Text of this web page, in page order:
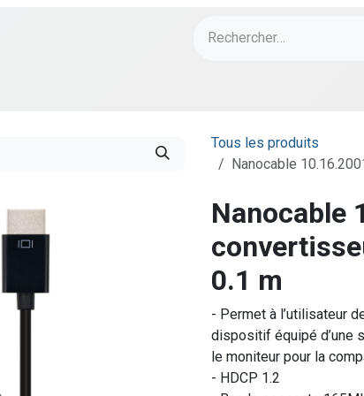
Tous les produits
Nanocable
Nanocable
0.1 m
- Permet à l’utilisateur
dispositif équipé d’une
le moniteur pour la
- HDCP 1.2